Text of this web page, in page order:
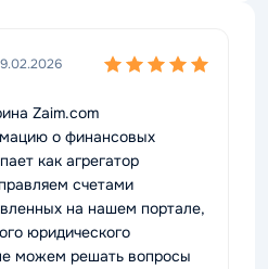
Zaim.com
о финансовых
как агрегатор
счетами
на нашем портале,
юридического
можем решать вопросы